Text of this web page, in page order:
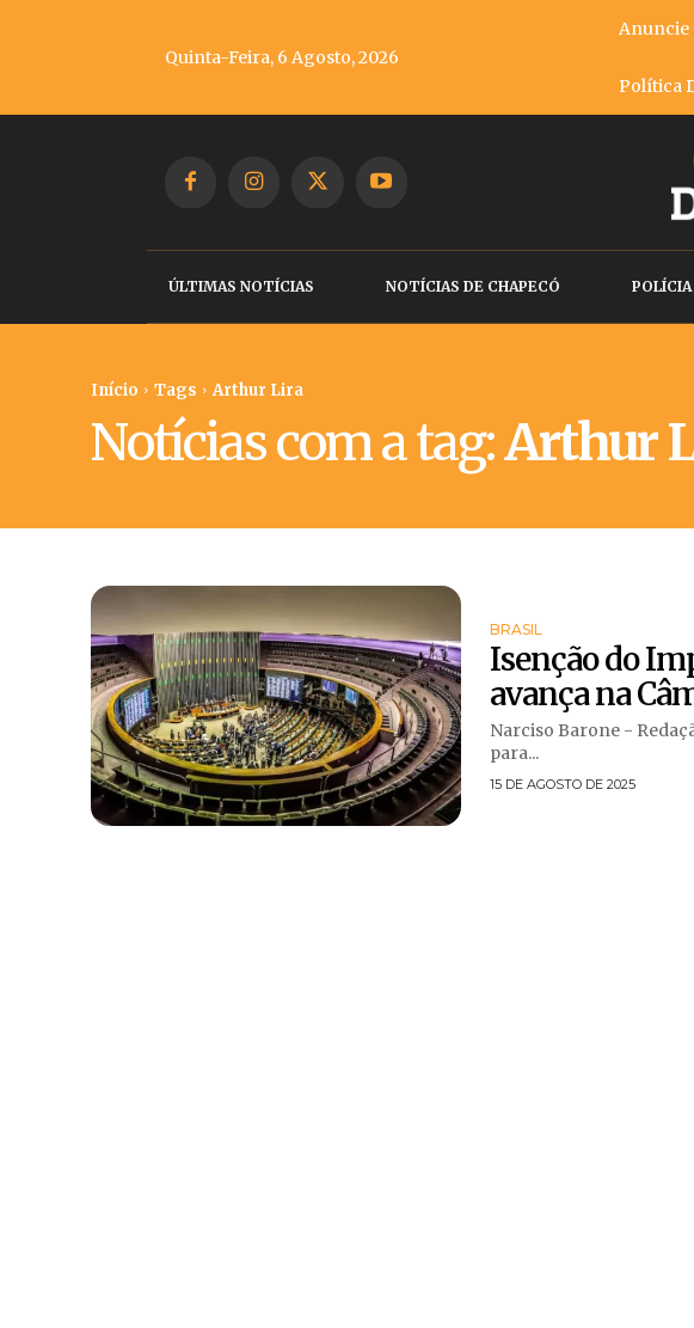
Quinta-Feira, 6 Agosto, 2026
Anuncie
Política
ÚLTIMAS NOTÍCIAS NOTÍCIAS DE CHAPECÓ POLÍCIA
Início Tags Arthur Lira
Notícias com a tag:Arthur
BRASIL
Isenção do
avança na
Narciso Barone - Redação Seo On A proposta de
para...
15 DE AGOSTO DE 2025